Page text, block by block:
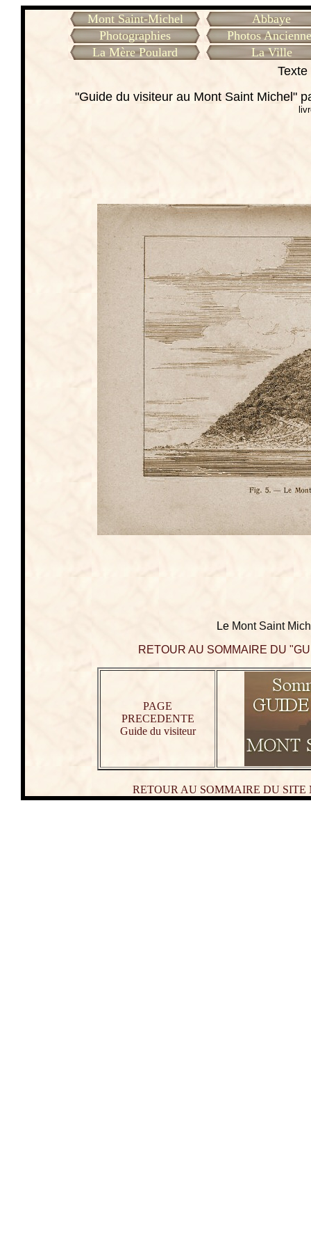
Mont Saint-Michel
Abbaye
Photographies
Photos
La Mère Poulard
La Ville
"Guide du visiteur au Mont Saint Michel"
Le Mont Saint
RETOUR AU SOMMAIRE DU
PAGE
PRECEDENTE
Guide du visiteur
RETOUR AU SOMMAIRE DU